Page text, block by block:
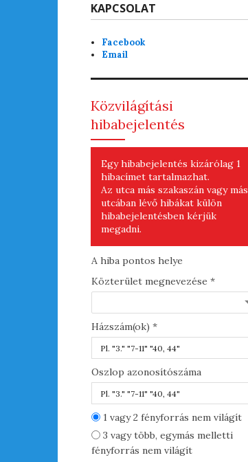
KAPCSOLAT
Facebook
Email
Közvilágítási
hibabejelentés
Egy hibabejelentés kizárólag 1
hibacímet tartalmazhat.
Az utca más szakaszán vagy más
utcában lévő hibákat külön
hibabejelentésben kérjük
megadni.
A hiba pontos helye
Közterület megnevezése *
Házszám(ok) *
Oszlop azonosítószáma
1 vagy 2 fényforrás nem világít
3 vagy több, egymás melletti
fényforrás nem világít